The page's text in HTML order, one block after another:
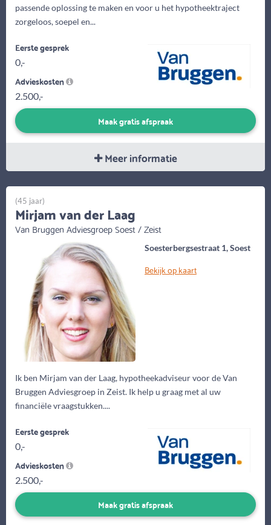
passende oplossing te maken en voor u het hypotheektraject
zorgeloos, soepel en...
Eerste gesprek
0,-
Advieskosten
2.500,-
Maak gratis afspraak
Meer informatie
Soesterbergsestraat 1, Soest
Bekijk op kaart
Ik ben Mirjam van der Laag, hypotheekadviseur voor de Van
Bruggen Adviesgroep in Zeist. Ik help u graag met al uw
financiële vraagstukken....
(45 jaar)
Mirjam van der Laag
Van Bruggen Adviesgroep Soest / Zeist
Eerste gesprek
0,-
Advieskosten
2.500,-
Maak gratis afspraak